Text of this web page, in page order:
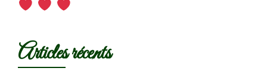
Articles récents